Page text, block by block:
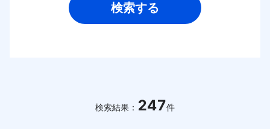
検索する
検索結果： 247件